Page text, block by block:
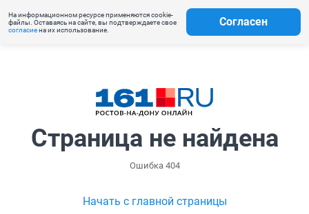
На информационном ресурсе применяются cookie-
файлы. Оставаясь на сайте, вы подтверждаете свое
согласиена их использование.
Согласен
Страница не найдена
Ошибка 404
Начать с главной страницы